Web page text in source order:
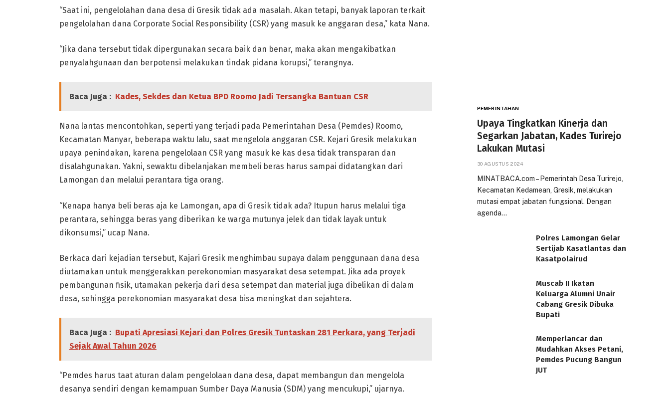
“Saat ini, pengelolahan dana desa di Gresik tidak ada masalah. Akan tetapi, banyak laporan terkait
pengelolahan dana Corporate Social Responsibility (CSR) yang masuk ke anggaran desa,” kata Nana.
“Jika dana tersebut tidak dipergunakan secara baik dan benar, maka akan mengakibatkan
penyalahgunaan dan berpotensi melakukan tindak pidana korupsi,” terangnya.
Baca Juga : Kades, Sekdes dan Ketua BPD Roomo Jadi Tersangka Bantuan CSR
Nana lantas mencontohkan, seperti yang terjadi pada Pemerintahan Desa (Pemdes) Roomo,
Kecamatan Manyar, beberapa waktu lalu, saat mengelola anggaran CSR. Kejari Gresik melakukan
upaya penindakan, karena pengelolaan CSR yang masuk ke kas desa tidak transparan dan
disalahgunakan. Yakni, sewaktu dibelanjakan membeli beras harus sampai didatangkan dari
Lamongan dan melalui perantara tiga orang.
“Kenapa hanya beli beras aja ke Lamongan, apa di Gresik tidak ada? Itupun harus melalui tiga
perantara, sehingga beras yang diberikan ke warga mutunya jelek dan tidak layak untuk
dikonsumsi,” ucap Nana.
Berkaca dari kejadian tersebut, Kajari Gresik menghimbau supaya dalam penggunaan dana desa
diutamakan untuk menggerakkan perekonomian masyarakat desa setempat. Jika ada proyek
pembangunan fisik, utamakan pekerja dari desa setempat dan material juga dibelikan di dalam
desa, sehingga perekonomian masyarakat desa bisa meningkat dan sejahtera.
Baca Juga : Bupati Apresiasi Kejari dan Polres Gresik Tuntaskan 281 Perkara, yang Terjadi
Sejak Awal Tahun 2026
“Pemdes harus taat aturan dalam pengelolaan dana desa, dapat membangun dan mengelola
desanya sendiri dengan kemampuan Sumber Daya Manusia (SDM) yang mencukupi,” ujarnya.
PEMERINTAHAN
Upaya Tingkatkan Kinerja dan
Segarkan Jabatan, Kades Turirejo
Lakukan Mutasi
30 AGUSTUS 2024
MINATBACA.com – Pemerintah Desa Turirejo,
Kecamatan Kedamean, Gresik, melakukan
mutasi empat jabatan fungsional. Dengan
agenda…
Polres Lamongan Gelar
Sertijab Kasatlantas dan
Kasatpolairud
Muscab II Ikatan
Keluarga Alumni Unair
Cabang Gresik Dibuka
Bupati
Memperlancar dan
Mudahkan Akses Petani,
Pemdes Pucung Bangun
JUT